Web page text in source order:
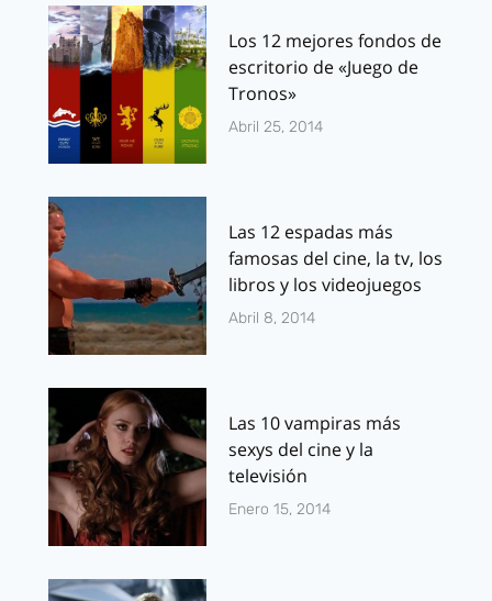
Los 12 mejores fondos de
escritorio de «Juego de
Tronos»
Abril 25, 2014
Las 12 espadas más
famosas del cine, la tv, los
libros y los videojuegos
Abril 8, 2014
Las 10 vampiras más
sexys del cine y la
televisión
Enero 15, 2014